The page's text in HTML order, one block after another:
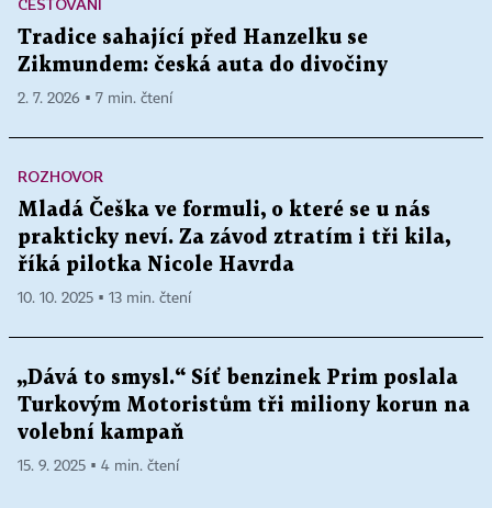
CESTOVÁNÍ
Tradice sahající před Hanzelku se
Zikmundem: česká auta do divočiny
2. 7. 2026 ▪ 7 min. čtení
ROZHOVOR
Mladá Češka ve formuli, o které se u nás
prakticky neví. Za závod ztratím i tři kila,
říká pilotka Nicole Havrda
10. 10. 2025 ▪ 13 min. čtení
„Dává to smysl.“ Síť benzinek Prim poslala
Turkovým Motoristům tři miliony korun na
volební kampaň
15. 9. 2025 ▪ 4 min. čtení